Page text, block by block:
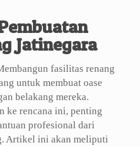
Jatinegara
fasilitas renang
untuk membuat oase
belakang mereka.
ke rencana ini, penting
profesional dari
Artikel ini akan meliputi